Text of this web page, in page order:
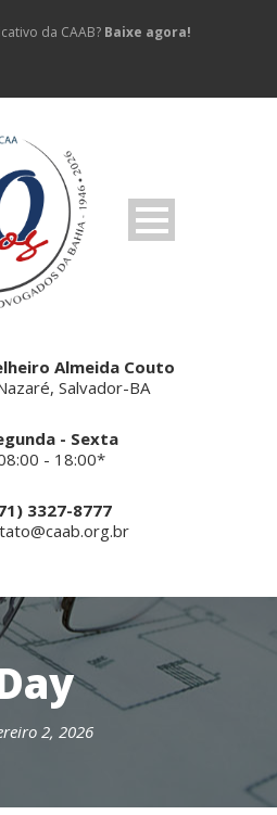
da CAAB? Baixe agora!
Almeida Couto
Salvador-BA
- Sexta
- 18:00*
3327-8777
2, 2026